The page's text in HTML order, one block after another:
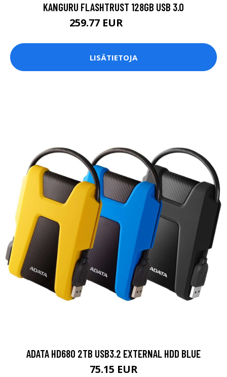
KANGURU FLASHTRUST 128GB USB 3.0
259.77 EUR
LISÄTIETOJA
ADATA HD680 2TB USB3.2 EXTERNAL HDD BLUE
75.15 EUR